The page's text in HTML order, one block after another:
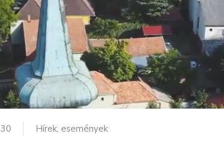
Hírek, események